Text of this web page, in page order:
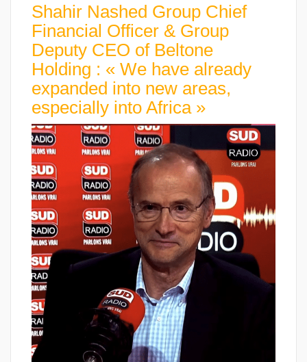
Shahir Nashed Group Chief
Financial Officer & Group
Deputy CEO of Beltone
Holding : « We have already
expanded into new areas,
especially into Africa »